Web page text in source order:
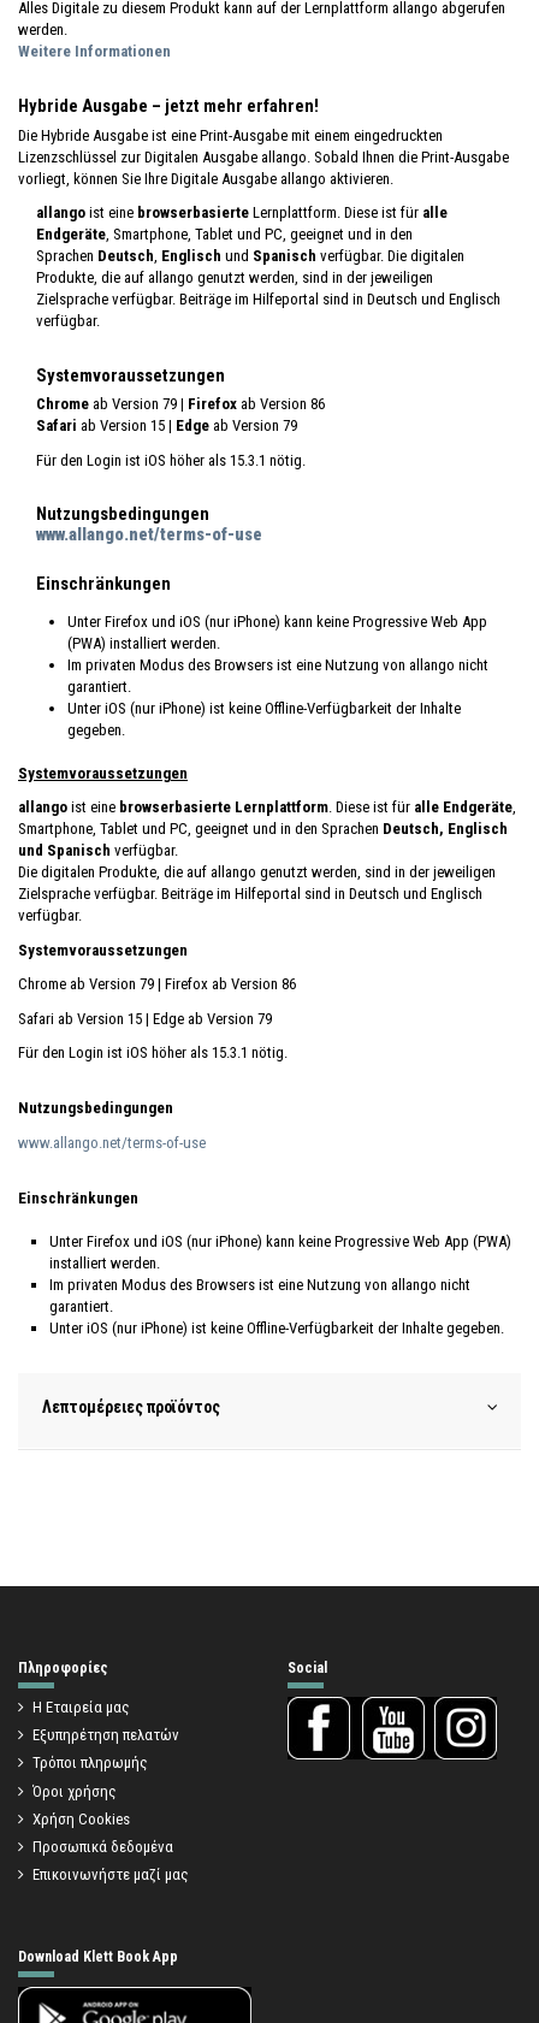
Alles Digitale zu diesem Produkt kann auf der Lernplattform allango abgerufen
werden.
Weitere Informationen
Hybride Ausgabe – jetzt mehr erfahren!
Die Hybride Ausgabe ist eine Print-Ausgabe mit einem eingedruckten
Lizenzschlüssel zur Digitalen Ausgabe allango. Sobald Ihnen die Print-Ausgabe
vorliegt, können Sie Ihre Digitale Ausgabe allango aktivieren.
allango ist eine browserbasierte Lernplattform. Diese ist für alle
Endgeräte, Smartphone, Tablet und PC, geeignet und in den
Sprachen Deutsch, Englisch und Spanisch verfügbar. Die digitalen
Produkte, die auf allango genutzt werden, sind in der jeweiligen
Zielsprache verfügbar. Beiträge im Hilfeportal sind in Deutsch und Englisch
verfügbar.
Systemvoraussetzungen
Chrome ab Version 79 | Firefox ab Version 86
Safari ab Version 15 | Edge ab Version 79
Für den Login ist iOS höher als 15.3.1 nötig.
Nutzungsbedingungen
www.allango.net/terms-of-use
Einschränkungen
Unter Firefox und iOS (nur iPhone) kann keine Progressive Web App
(PWA) installiert werden.
Im privaten Modus des Browsers ist eine Nutzung von allango nicht
garantiert.
Unter iOS (nur iPhone) ist keine Offline-Verfügbarkeit der Inhalte
gegeben.
Systemvoraussetzungen
allango ist eine browserbasierte Lernplattform. Diese ist für alle Endgeräte,
Smartphone, Tablet und PC, geeignet und in den Sprachen Deutsch, Englisch
und Spanisch verfügbar.
Die digitalen Produkte, die auf allango genutzt werden, sind in der jeweiligen
Zielsprache verfügbar. Beiträge im Hilfeportal sind in Deutsch und Englisch
verfügbar.
Systemvoraussetzungen
Chrome ab Version 79 | Firefox ab Version 86
Safari ab Version 15 | Edge ab Version 79
Für den Login ist iOS höher als 15.3.1 nötig.
Nutzungsbedingungen
www.allango.net/terms-of-use
Einschränkungen
Unter Firefox und iOS (nur iPhone) kann keine Progressive Web App (PWA)
installiert werden.
Im privaten Modus des Browsers ist eine Nutzung von allango nicht
garantiert.
Unter iOS (nur iPhone) ist keine Offline-Verfügbarkeit der Inhalte gegeben.
Λεπτομέρειες προϊόντος
Πληροφορίες
Η Εταιρεία μας
Εξυπηρέτηση πελατών
Τρόποι πληρωμής
Όροι χρήσης
Χρήση Cookies
Προσωπικά δεδομένα
Επικοινωνήστε μαζί μας
Social
Download Klett Book App